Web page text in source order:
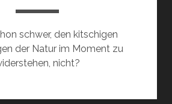
schwer, den kitschigen
der Natur im Moment zu
nicht?